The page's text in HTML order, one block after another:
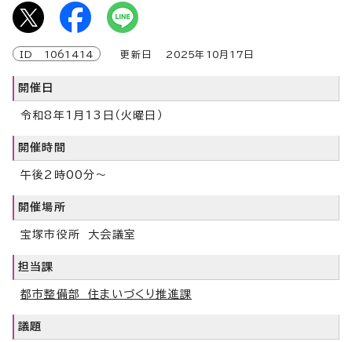
ID 1061414 更新日 2025年 10 月 17 日
開催日
令和8年1月13日（火曜日）
開催時間
午後2時00分～
開催場所
宝塚市役所 大会議室
担当課
都市整備部 住まいづくり推進課
議題